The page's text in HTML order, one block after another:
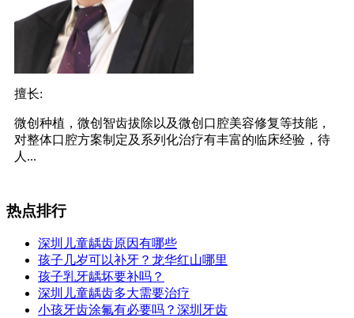
擅长:
微创种植，微创智齿拔除以及微创口腔美容修复等技能，
对整体口腔方案制定及系列化治疗有丰富的临床经验，待
人...
热点排行
深圳儿童龋齿原因有哪些
孩子几岁可以补牙？龙华红山哪里
孩子乳牙龋坏要补吗？
深圳儿童龋齿多大需要治疗
小孩牙齿涂氟有必要吗？深圳牙齿